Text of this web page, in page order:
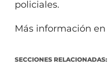
policiales.
Más información en
SECCIONES RELACIONADAS: